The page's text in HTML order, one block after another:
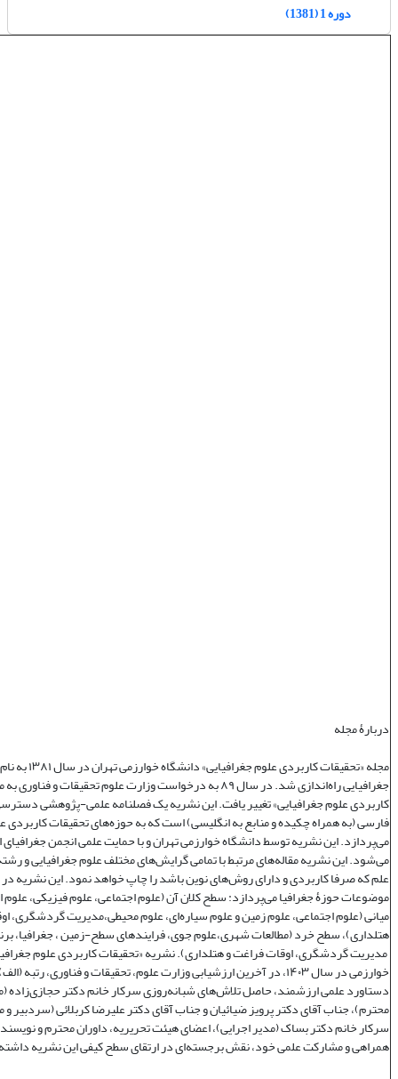
دوره 1 (1381)
دربارۀ مجله
مجله «تحقیقات کاربردی
جغرافیایی راه‌اندازی شد. در سال ۸۹ به درخواست وزارت علوم تحقیقات و
کاربردی علوم جغرافیایی» تغییر یافت. این نشریه یک فصلنامه علمی‌-پژوهشی
فارسی (به همراه چکیده و منابع به انگلیسی) است که به حوزه‌های تحقیقات کاربردی
می‌پردازد. این نشریه توسط دانشگاه خوارزمی تهران و با حمایت علمی انجمن جغرافیای
می‌شود. این نشریه مقاله‌های مرتبط با تمامی گرایش‌های مختلف علوم جغرافیایی و
علم که صرفا کاربردی و دارای روش‌های نوین باشد را چاپ خواهد نمود. این نشریه
موضوعات حوزۀ جغرافیا می‌پردازد: سطح کلان آن (علوم اجتماعی، علوم فیزیکی،
میانی (علوم اجتماعی، علوم زمین و علوم سیاره‌ای، علوم محیطی،مدیریت گردشگری،
هتلداری)، سطح خرد (مطالعات شهری،علوم جوی، فرایندهای سطح-زمین ، جغرافیا،
مدیریت گردشگری، اوقات فراغت و هتلداری). نشریه «تحقیقات کاربردی علوم
خوارزمی در سال ۱۴۰۳، در آخرین ارزشیابی وزارت علوم، تحقیقات و فناوری،
دستاورد علمی ارزشمند، حاصل تلاش‌های شبانه‌روزی سرکار خانم دکتر حجازی‌زاده
محترم)، جناب آقای دکتر پرویز ضیائیان و جناب آقای دکتر علیرضا کربلائی (سردبیر
سرکار خانم دکتر بساک (مدیر اجرایی)، اعضای هیئت تحریریه، داوران محترم و
همراهی و مشارکت علمی خود، نقش برجسته‌ای در ارتقای سطح کیفی این نشریه